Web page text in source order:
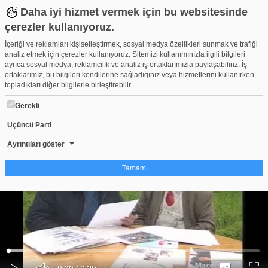
Daha iyi hizmet vermek için bu websitesinde
çerezler kullanıyoruz.
İçeriği ve reklamları kişiselleştirmek, sosyal medya özellikleri sunmak ve trafiği
analiz etmek için çerezler kullanıyoruz. Sitemizi kullanımınızla ilgili bilgileri
ayrıca sosyal medya, reklamcılık ve analiz iş ortaklarımızla paylaşabiliriz. İş
ortaklarımız, bu bilgileri kendilerine sağladığınız veya hizmetlerini kullanırken
topladıkları diğer bilgilerle birleştirebilir.
Gerekli
Üçüncü Parti
Ayrıntıları göster
Tamam
Çerez nedir?
Çerezler, web-sitelerinin, kullanıcıların deneyimlerini daha verimli hale getirmek
amacıyla kullandığı küçük metin dosyalarıdır. Yasalara göre, bu sitenin
işletilmesi için kesinlikle gerekli olan çerezleri cihazınıza yerleştirebiliyoruz.
Diğer çerez türleri için sizden izin almamız gerekiyor. Bu site farklı çerez türleri
kullanmaktadır. Bazı çerezler, sayfalarımızda yer alan üçüncü şahıs hizmetleri
tarafından yerleştirilir. İzniniz şu alanlar için geçerlidir: web.tv
Ses
Yüklendi:
Yükleniyor:
ALAÇAM HASAN SANCAK SAMANYOLU TV MACERACI